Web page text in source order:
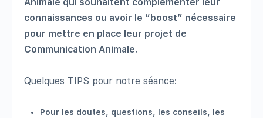
connaissances ou avoir le “boost” nécessaire
pour mettre en place leur projet de
Communication Animale.
Quelques TIPS pour notre séance:
Pour les doutes, questions, les conseils, les